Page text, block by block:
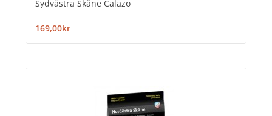
Sydvästra Skåne Calazo
169,00kr